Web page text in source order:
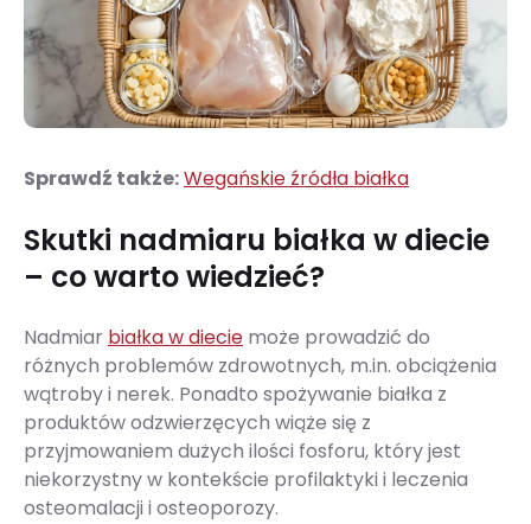
Sprawdź także:Wegańskie źródła białka
Skutki nadmiaru białka w diecie
– co warto wiedzieć?
Nadmiar białka w diecie może prowadzić do
różnych problemów zdrowotnych, m.in. obciążenia
wątroby i nerek. Ponadto spożywanie białka z
produktów odzwierzęcych wiąże się z
przyjmowaniem dużych ilości fosforu, który jest
niekorzystny w kontekście profilaktyki i leczenia
osteomalacji i osteoporozy.